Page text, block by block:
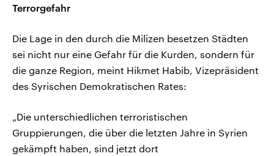
Terrorgefahr
Die Lage in den durch die Milizen besetzen Städten
sei nicht nur eine Gefahr für die Kurden, sondern für
die ganze Region, meint Hikmet Habib, Vizepräsident
des Syrischen Demokratischen Rates:
„Die unterschiedlichen terroristischen
Gruppierungen, die über die letzten Jahre in Syrien
gekämpft haben, sind jetzt dort